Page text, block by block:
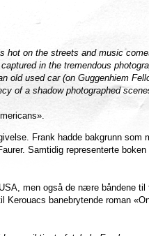
hot on the streets and music
in the tremendous
old used car (on Guggenhiem
of a shadow photographed
Frank hadde bakgrunn som
Samtidig representerte
men også de nære båndene
banebrytende roman